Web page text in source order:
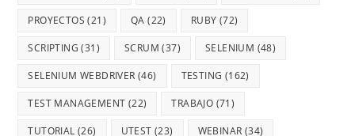
PROYECTOS (21) QA (22) RUBY (72)
SCRIPTING (31) SCRUM (37) SELENIUM (48)
SELENIUM WEBDRIVER (46) TESTING (162)
TEST MANAGEMENT (22) TRABAJO (71)
TUTORIAL (26) UTEST (23) WEBINAR (34)